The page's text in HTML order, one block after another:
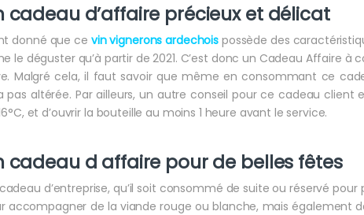
cadeau d’affaire précieux et délicat
donné que ce vin vignerons ardechois possède des
le déguster qu’à partir de 2021. C’est donc un Cadeau Affaire
Malgré cela, il faut savoir que même en consommant ce
pas altérée. Par ailleurs, un autre conseil pour ce cadeau
et d’ouvrir la bouteille au moins 1 heure avant le service.
cadeau d affaire pour de belles fêtes
d’entreprise, qu’il soit consommé de suite ou réservé
accompagner de la viande rouge ou blanche, mais également